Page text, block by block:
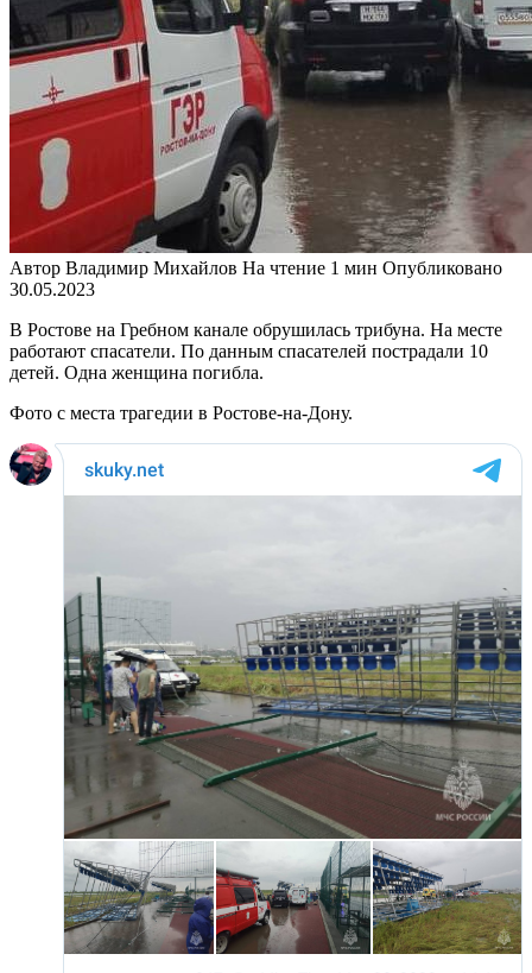
Автор Владимир Михайлов На чтение 1 мин Опубликовано
30.05.2023
В Ростове на Гребном канале обрушилась трибуна. На месте
работают спасатели. По данным спасателей пострадали 10
детей. Одна женщина погибла.
Фото с места трагедии в Ростове-на-Дону.